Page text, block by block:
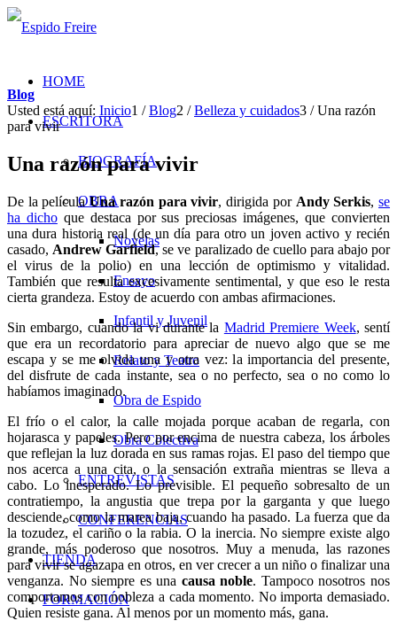
HOME
ESCRITORA
BIOGRAFÍA
OBRA
Novelas
Ensayo
Infantil y Juvenil
Relato y Teatro
Obra de Espido
Obra Colectiva
ENTREVISTAS
CONFERENCIAS
TIENDA
FORMACIÓN
Blog
Usted está aquí: Inicio1 / Blog2 / Belleza y cuidados3 / Una razón
para vivir
Una razón para vivir
De la películaUna razón para vivir, dirigida por Andy Serkis,se
ha dichoque destaca por sus preciosas imágenes, que convierten
una dura historia real (de un día para otro un joven activo y recién
casado, Andrew Garfield, se ve paralizado de cuello para abajo por
el virus de la polio) en una lección de optimismo y vitalidad.
También que resulta excesivamente sentimental, y que eso le resta
cierta grandeza. Estoy de acuerdo con ambas afirmaciones.
Sin embargo, cuando la vi durante la Madrid Premiere Week, sentí
que era un recordatorio para apreciar de nuevo algo que se me
escapa y se me olvida una y otra vez: la importancia del presente,
del disfrute de cada instante, sea o no perfecto, sea o no como lo
habíamos imaginado.
El frío o el calor, la calle mojada porque acaban de regarla, con
hojarasca y papeles. Pero por encima de nuestra cabeza, los árboles
que reflejan la luz dorada en sus ramas rojas. El paso del tiempo que
nos acerca a una cita, o la sensación extraña mientras se lleva a
cabo. Lo inesperado. Lo previsible. El pequeño sobresalto de un
contratiempo, la angustia que trepa por la garganta y que luego
desciende, como la marea baja, cuando ha pasado. La fuerza que da
la tozudez, el cariño o la rabia. O la inercia. No siempre existe algo
grande, más poderoso que nosotros. Muy a menuda, las razones
para vivir se agazapa en otros, en ver crecer a un niño o finalizar una
venganza. No siempre es una causa noble. Tampoco nosotros nos
comportamos con nobleza a cada momento. No importa demasiado.
Quien resiste gana. Al menos por un momento más, gana.